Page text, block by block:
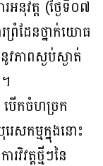
នុវត្ត (ថ្ងៃទី០៧
រំដែនថ្នាក់យោធ
ភាពស្ងប់ស្ងាត់
បើកចំហច្រក
សកម្មក្នុងនោះ
វត្តថ្មីៗនៃ